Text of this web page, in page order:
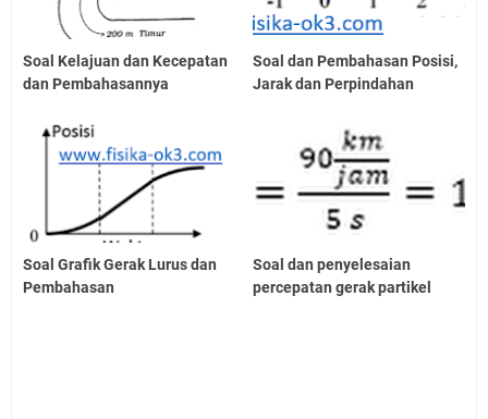
Soal Kelajuan dan Kecepatan
dan Pembahasannya
Soal dan Pembahasan Posisi,
Jarak dan Perpindahan
Soal Grafik Gerak Lurus dan
Pembahasan
Soal dan penyelesaian
percepatan gerak partikel